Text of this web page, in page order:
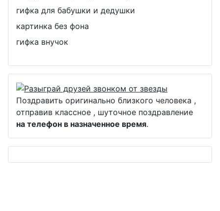
гифка для бабушки и дедушки
картинка без фона
гифка внучок
Поздравить оригинально близкого человека ,
отправив классное , шуточное поздравление
на телефон в назначенное время.